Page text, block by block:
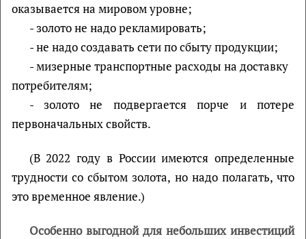
оказывается на мировом уровне;
- золото не надо рекламировать;
- не надо создавать сети по сбыту продукции;
- мизерные транспортные расходы на доставку
потребителям;
- золото не подвергается порче и потере
первоначальных свойств.
(В 2022 году в России имеются определенные
трудности со сбытом золота, но надо полагать, что
это временное явление.)
Особенно выгодной для небольших инвестиций